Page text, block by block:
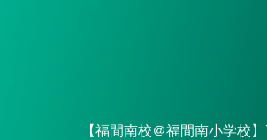
【福間南校＠福間南小学校